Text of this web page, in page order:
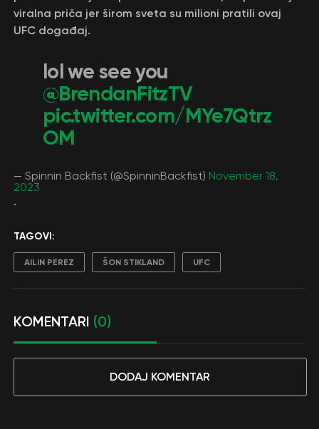
viralna priča jer širom sveta su milioni pratili ovaj
UFC događaj.
lol we see you
@BrendanFitzTV
pic.twitter.com/MYe7Qtrz
OM
— Spinnin Backfist (@SpinninBackfist) November 18,
2023
.
TAGOVI:
AILIN PEREZ ŠON STIKLAND UFC
KOMENTARI (0)
DODAJ KOMENTAR